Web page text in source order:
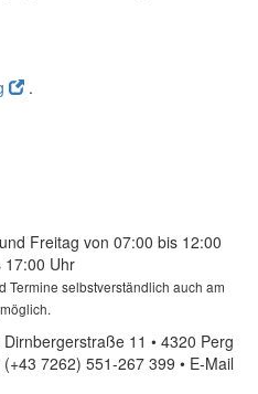
.
Freitag von 07:00 bis 12:00
17:00 Uhr
Termine selbstverständlich auch am
11 • 4320 Perg
(+43 7262) 551-267 399 • E-Mail